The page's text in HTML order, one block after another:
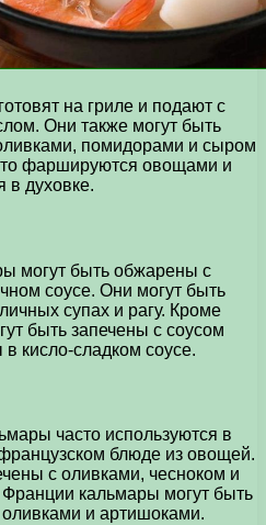
на гриле и подают с
Они также могут быть
помидорами и сыром
фаршируются овощами и
в духовке.
могут быть обжарены с
соусе. Они могут быть
супах и рагу. Кроме
быть запечены с соусом
кисло-сладком соусе.
часто используются в
блюде из овощей.
с оливками, чесноком и
кальмары могут быть
и артишоками.